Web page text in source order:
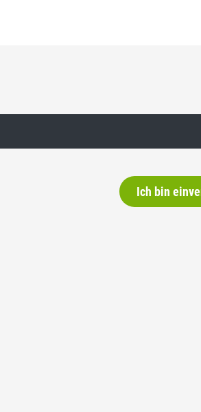
Ich bin